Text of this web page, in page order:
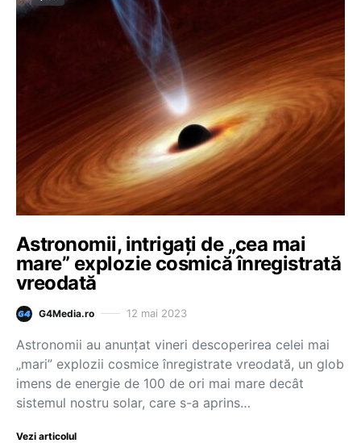
Astronomii, intrigați de „cea mai
mare” explozie cosmică înregistrată
vreodată
G4Media.ro 12 mai 2023
Astronomii au anunțat vineri descoperirea celei mai
„mari” explozii cosmice înregistrate vreodată, un glob
imens de energie de 100 de ori mai mare decât
sistemul nostru solar, care s-a aprins…
Vezi articolul